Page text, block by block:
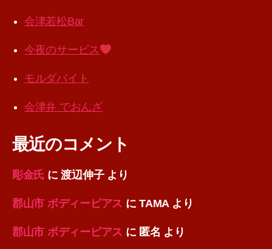
会津若松Bar
今夜のサービス
モルダバイト
会津弁 でおんざ
最近のコメント
彫金氏 に渡辺伸子より
郡山市 ボディーピアス にTAMAより
郡山市 ボディーピアス に 匿名 より